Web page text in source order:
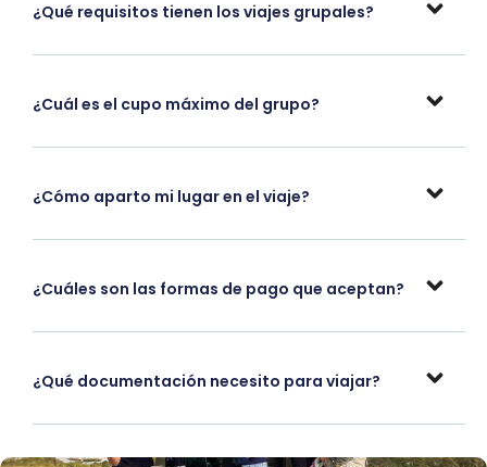
¿Qué requisitos tienen los viajes grupales?
¿Cuál es el cupo máximo del grupo?
¿Cómo aparto mi lugar en el viaje?
¿Cuáles son las formas de pago que aceptan?
¿Qué documentación necesito para viajar?